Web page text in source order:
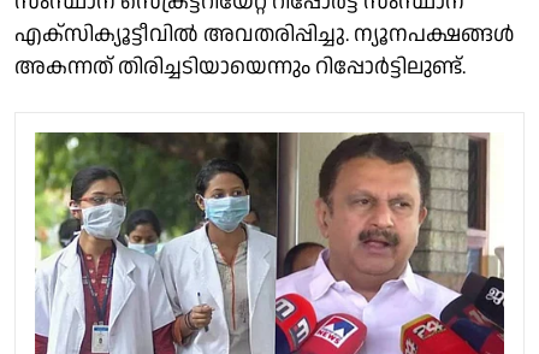
എക്സിക്യൂട്ടീവിൽ അവതരിപ്പിച്ചു. ന്യൂനപക്ഷങ്ങൾ
അകന്നത് തിരിച്ചടിയായെന്നും റിപ്പോർട്ടിലുണ്ട്.